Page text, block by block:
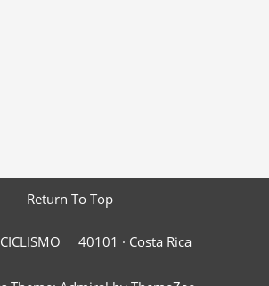
Return To Top
40101 · Costa Rica